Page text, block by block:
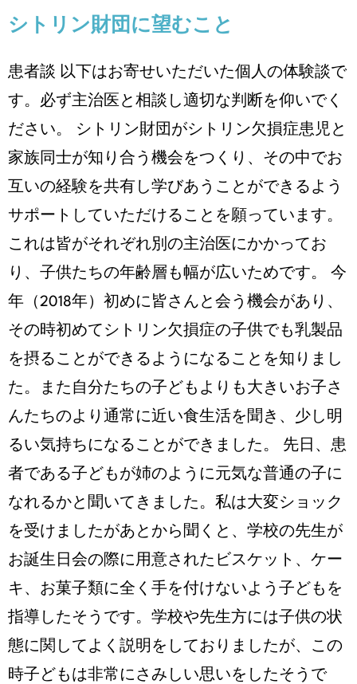
シトリン財団に望むこと
患者談 以下はお寄せいただいた個人の体験談で
す。必ず主治医と相談し適切な判断を仰いでく
ださい。 シトリン財団がシトリン欠損症患児と
家族同士が知り合う機会をつくり、その中でお
互いの経験を共有し学びあうことができるよう
サポートしていただけることを願っています。
これは皆がそれぞれ別の主治医にかかってお
り、子供たちの年齢層も幅が広いためです。 今
年（2018年）初めに皆さんと会う機会があり、
その時初めてシトリン欠損症の子供でも乳製品
を摂ることができるようになることを知りまし
た。また自分たちの子どもよりも大きいお子さ
んたちのより通常に近い食生活を聞き、少し明
るい気持ちになることができました。 先日、患
者である子どもが姉のように元気な普通の子に
なれるかと聞いてきました。私は大変ショック
を受けましたがあとから聞くと、学校の先生が
お誕生日会の際に用意されたビスケット、ケー
キ、お菓子類に全く手を付けないよう子どもを
指導したそうです。学校や先生方には子供の状
態に関してよく説明をしておりましたが、この
時子どもは非常にさみしい思いをしたそうで